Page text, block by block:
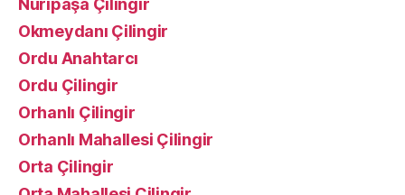
Nuripaşa Çilingir
Okmeydanı Çilingir
Ordu Anahtarcı
Ordu Çilingir
Orhanlı Çilingir
Orhanlı Mahallesi Çilingir
Orta Çilingir